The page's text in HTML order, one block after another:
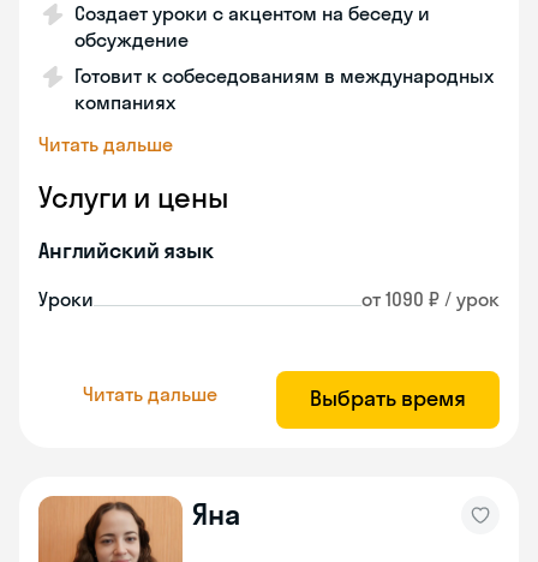
Создает уроки с акцентом на беседу и
обсуждение
Готовит к собеседованиям в международных
компаниях
Читать дальше
Услуги и цены
Английский язык
Уроки от 1090 ₽ / урок
Читать дальше Выбрать время
Яна